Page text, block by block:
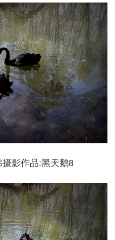
影作品:黑天鹅8